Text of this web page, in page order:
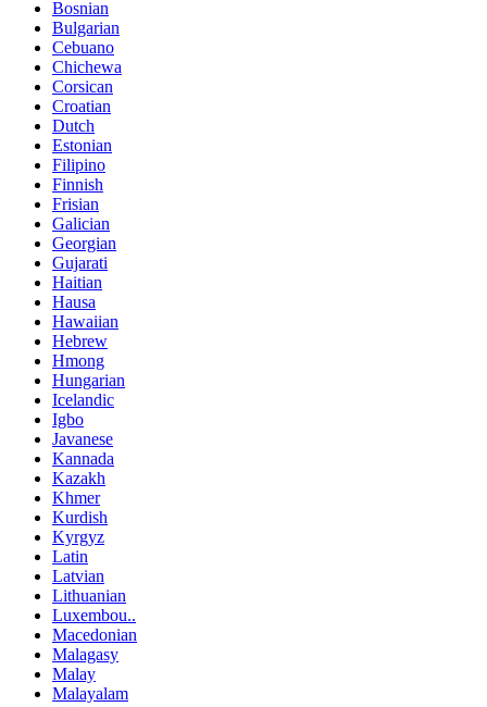
Bosnian
Bulgarian
Cebuano
Chichewa
Corsican
Croatian
Dutch
Estonian
Filipino
Finnish
Frisian
Galician
Georgian
Gujarati
Haitian
Hausa
Hawaiian
Hebrew
Hmong
Hungarian
Icelandic
Igbo
Javanese
Kannada
Kazakh
Khmer
Kurdish
Kyrgyz
Latin
Latvian
Lithuanian
Luxembou..
Macedonian
Malagasy
Malay
Malayalam